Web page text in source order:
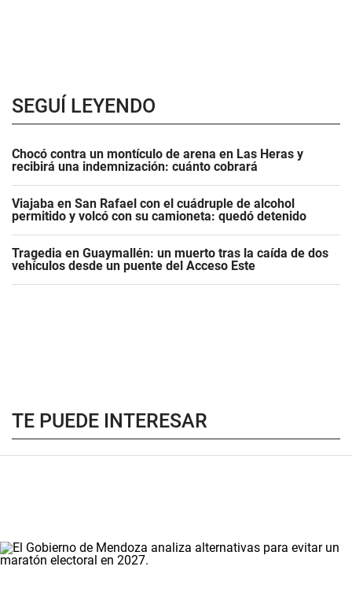
SEGUÍ LEYENDO
Chocó contra un montículo de arena en Las Heras y
recibirá una indemnización: cuánto cobrará
Viajaba en San Rafael con el cuádruple de alcohol
permitido y volcó con su camioneta: quedó detenido
Tragedia en Guaymallén: un muerto tras la caída de dos
vehículos desde un puente del Acceso Este
TE PUEDE INTERESAR